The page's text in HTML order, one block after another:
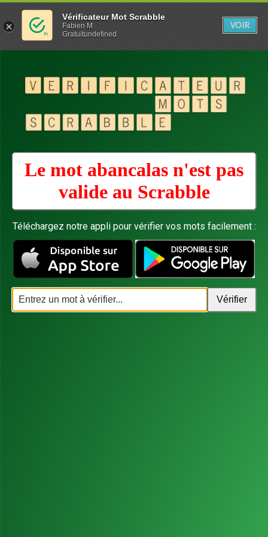
Le mot abancalas n'est pas
valide au Scrabble
Téléchargez notre appli pour vérifier vos mots facilement :
Vérificateur Mot Scrabble
Fabien M
Gratuitundefined
VOIR